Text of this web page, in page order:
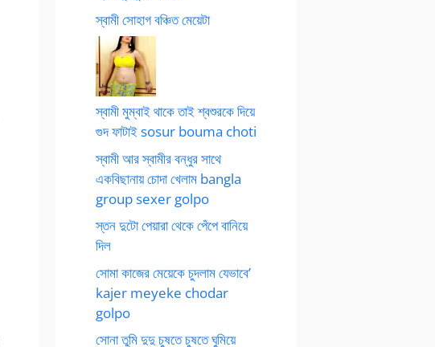
স্বামী সোহাগ বঞ্চিত মেয়েটা
স্বামী মুম্বাই থাকে তাই শ্বশুরকে দিয়ে
গুদ ফাটাই sosur bouma choti
স্বামী আর স্বামীর বন্ধুর সাথে
একবিছানায় চোদা খেলাম bangla
group sexer golpo
স্তন দুটো পেয়ারা থেকে পেঁপে বানিয়ে
দিল
সোমা কাজের মেয়েকে চুদলাম যেভাবে’
kajer meyeke chodar
golpo
সোনা তুমি দুদু চুষতে চুষতে ঘুমিয়ে